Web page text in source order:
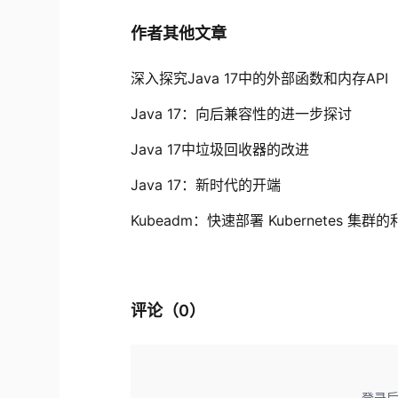
作者其他文章
深入探究Java 17中的外部函数和内存API
Java 17：向后兼容性的进一步探讨
Java 17中垃圾回收器的改进
Java 17：新时代的开端
Kubeadm：快速部署 Kubernetes 集群的
评论（0）